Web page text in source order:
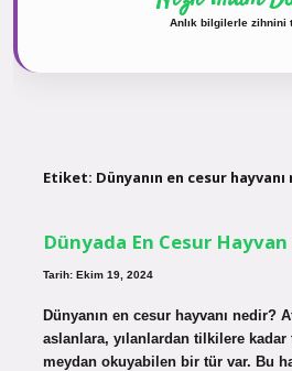
Anlık bilgilerle zihnini
Etiket: Dünyanın en cesur
Dünyada En Cesur
Tarih: Ekim 19, 2024
Dünyanın en cesur hayvanı nedir?
aslanlara, yılanlardan tilkilere
meydan okuyabilen bir tür var. Bu